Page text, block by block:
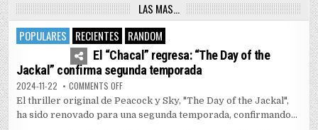
LAS MAS…
POPULARES
RECIENTES RANDOM
4 7443
El “Chacal” regresa: “The Day of the
Jackal” confirma segunda temporada
2024-11-22 COMMENTS OFFON EL “CHACAL” REGRESA: “THE DAY OF THE JACKAL”
El thriller original de Peacock y Sky, "The Day of the Jackal",
ha sido renovado para una segunda temporada, confirmando...
1 5156